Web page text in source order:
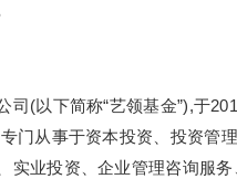
司(以下简称“艺领基金”),于
门从事于资本投资、投资管
实业投资、企业管理咨询服